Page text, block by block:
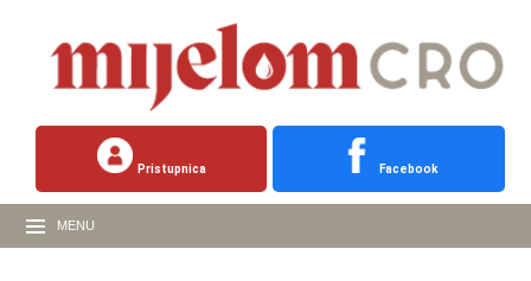
Pristupnica Facebook
MENU